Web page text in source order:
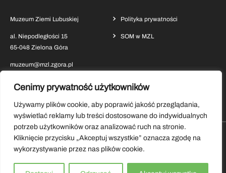
Cenimy prywatność użytkowników
Używamy plików cookie, aby poprawić jakość przeglądania,
wyświetlać reklamy lub treści dostosowane do indywidualnych
potrzeb użytkowników oraz analizować ruch na stronie.
Kliknięcie przycisku „Akceptuj wszystkie” oznacza zgodę na
wykorzystywanie przez nas plików cookie.
Muzeum Ziemi Lubuskiej
al. Niepodległości 15
65-048 Zielona Góra
muzeum@mzl.zgora.pl
Polityka prywatności
SOM w MZL
Pobierz aplikację Muzeum Ziemi Lubuskiej